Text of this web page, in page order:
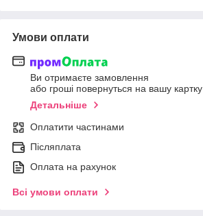
Умови оплати
Ви отримаєте замовлення
або гроші повернуться на вашу картку
Детальніше
Оплатити частинами
Післяплата
Оплата на рахунок
Всі умови оплати